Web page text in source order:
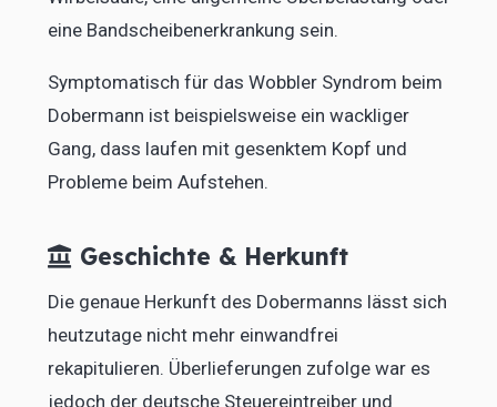
eine Bandscheibenerkrankung sein.
Symptomatisch für das Wobbler Syndrom beim
Dobermann ist beispielsweise ein wackliger
Gang, dass laufen mit gesenktem Kopf und
Probleme beim Aufstehen.
Geschichte & Herkunft
Die genaue Herkunft des Dobermanns lässt sich
heutzutage nicht mehr einwandfrei
rekapitulieren. Überlieferungen zufolge war es
jedoch der deutsche Steuereintreiber und